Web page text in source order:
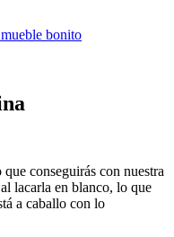
conseguirás con nuestra
lacarla en blanco, lo que
a caballo con lo